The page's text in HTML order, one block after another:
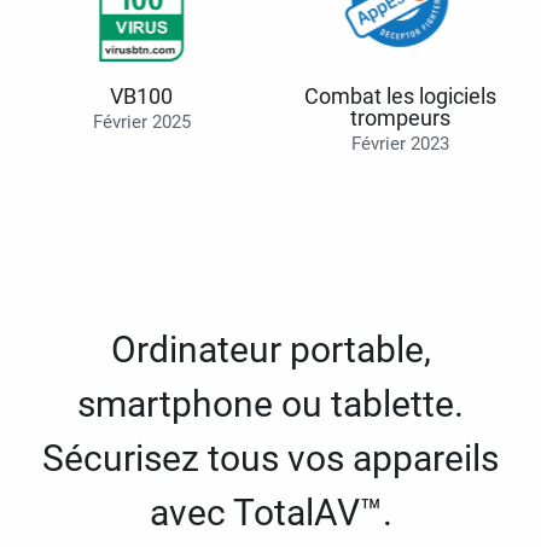
VB100
Février 2025
Combat les logiciels
trompeurs
Février 2023
Ordinateur portable,
smartphone ou tablette.
Sécurisez tous vos appareils
avec TotalAV™.